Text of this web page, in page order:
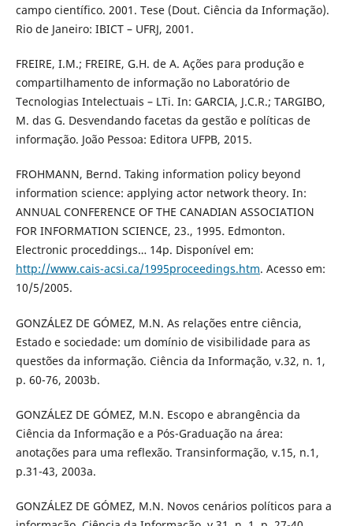
campo científico. 2001. Tese (Dout. Ciência da Informação).
Rio de Janeiro: IBICT – UFRJ, 2001.
FREIRE, I.M.; FREIRE, G.H. de A. Ações para produção e
compartilhamento de informação no Laboratório de
Tecnologias Intelectuais – LTi. In: GARCIA, J.C.R.; TARGIBO,
M. das G. Desvendando facetas da gestão e políticas de
informação. João Pessoa: Editora UFPB, 2015.
FROHMANN, Bernd. Taking information policy beyond
information science: applying actor network theory. In:
ANNUAL CONFERENCE OF THE CANADIAN ASSOCIATION
FOR INFORMATION SCIENCE, 23., 1995. Edmonton.
Electronic proceddings… 14p. Disponível em:
http://www.cais-acsi.ca/1995proceedings.htm. Acesso em:
10/5/2005.
GONZÁLEZ DE GÓMEZ, M.N. As relações entre ciência,
Estado e sociedade: um domínio de visibilidade para as
questões da informação. Ciência da Informação, v.32, n. 1,
p. 60-76, 2003b.
GONZÁLEZ DE GÓMEZ, M.N. Escopo e abrangência da
Ciência da Informação e a Pós-Graduação na área:
anotações para uma reflexão. Transinformação, v.15, n.1,
p.31-43, 2003a.
GONZÁLEZ DE GÓMEZ, M.N. Novos cenários políticos para a